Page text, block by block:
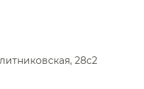
28с2